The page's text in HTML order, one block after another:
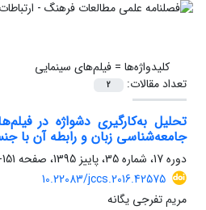
کلیدواژه‌ها =فیلم‌های سینمایی
تعداد مقالات:
2
تحلیل به‌کارگیری دشواژه در
جامعه‌شناسی زبان و رابطه آن با
دوره 17، شماره 35، پاییز 1395، صفحه
151-166
10.22083/jccs.2016.42575
مریم تفرجی یگانه